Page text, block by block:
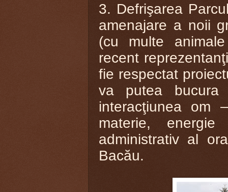
3. Defrişarea
amenajare a noii
(cu multe
recent
fie respectat
va putea
interacţiunea om
materie,
administrativ al
Bacău.